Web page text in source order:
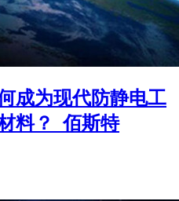
成为现代防静电工
料？_佰斯特